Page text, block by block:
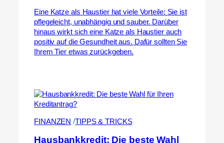
Eine Katze als Haustier hat viele Vorteile: Sie ist
pflegeleicht, unabhängig und sauber. Darüber
hinaus wirkt sich eine Katze als Haustier auch
positiv auf die Gesundheit aus. Dafür sollten Sie
Ihrem Tier etwas zurückgeben.
FINANZEN /TIPPS & TRICKS
Hausbankkredit: Die beste Wahl